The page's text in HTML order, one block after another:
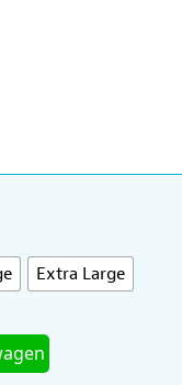
Extra Large